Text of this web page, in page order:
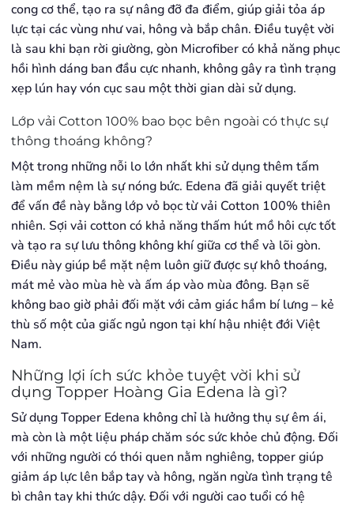
cong cơ thể, tạo ra sự nâng đỡ đa điểm, giúp giải tỏa áp
lực tại các vùng như vai, hông và bắp chân. Điều tuyệt vời
là sau khi bạn rời giường, gòn Microfiber có khả năng phục
hồi hình dáng ban đầu cực nhanh, không gây ra tình trạng
xẹp lún hay vón cục sau một thời gian dài sử dụng.
Lớp vải Cotton 100% bao bọc bên ngoài có thực sự
thông thoáng không?
Một trong những nỗi lo lớn nhất khi sử dụng thêm tấm
làm mềm nệm là sự nóng bức. Edena đã giải quyết triệt
để vấn đề này bằng lớp vỏ bọc từ vải Cotton 100% thiên
nhiên. Sợi vải cotton có khả năng thấm hút mồ hôi cực tốt
và tạo ra sự lưu thông không khí giữa cơ thể và lõi gòn.
Điều này giúp bề mặt nệm luôn giữ được sự khô thoáng,
mát mẻ vào mùa hè và ấm áp vào mùa đông. Bạn sẽ
không bao giờ phải đối mặt với cảm giác hầm bí lưng – kẻ
thù số một của giấc ngủ ngon tại khí hậu nhiệt đới Việt
Nam.
Những lợi ích sức khỏe tuyệt vời khi sử
dụng Topper Hoàng Gia Edena là gì?
Sử dụng Topper Edena không chỉ là hưởng thụ sự êm ái,
mà còn là một liệu pháp chăm sóc sức khỏe chủ động. Đối
với những người có thói quen nằm nghiêng, topper giúp
giảm áp lực lên bắp tay và hông, ngăn ngừa tình trạng tê
bì chân tay khi thức dậy. Đối với người cao tuổi có hệ